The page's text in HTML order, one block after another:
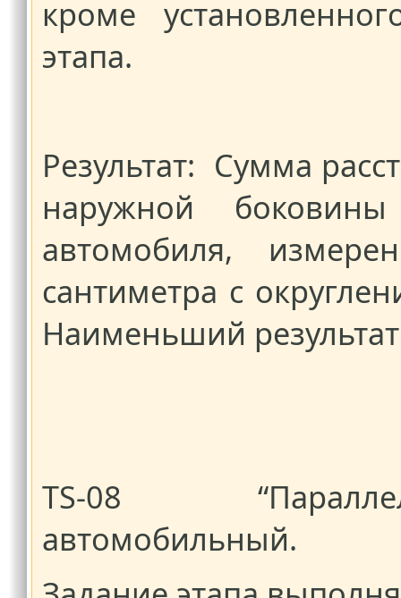
кроме
этапа.
Результат: Сумма
наружной
автомобиля,
сантиметра с
Наименьший
TS-08
автомобильный.